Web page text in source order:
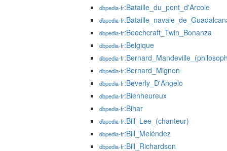
dbpedia-fr:Bataille_du_pont_d'Arcole
dbpedia-fr
dbpedia-fr:Beechcraft_Twin_Bonanza
dbpedia-fr:Belgique
dbpedia-fr
dbpedia-fr:Bernard_Mignon
dbpedia-fr:Beverly_D'Angelo
dbpedia-fr:Bienheureux
dbpedia-fr:Bihar
dbpedia-fr:Bill_Lee_(chanteur)
dbpedia-fr:Bill_Meléndez
dbpedia-fr:Bill_Richardson